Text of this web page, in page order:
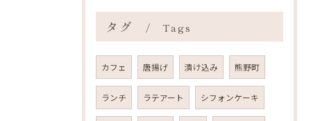
タグ Tags
カフェ 唐揚げ 漬け込み 熊野町
ランチ ラテアート シフォンケーキ